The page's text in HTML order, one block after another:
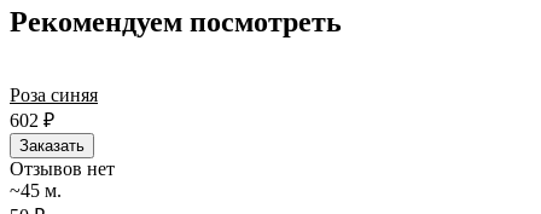
Рекомендуем посмотреть
Роза синяя
602 ₽
Заказать
Отзывов нет
~45 м.